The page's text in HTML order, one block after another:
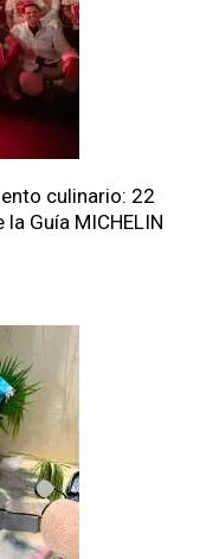
culinario: 22
Guía MICHELIN